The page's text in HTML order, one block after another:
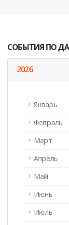
СОБЫТИЯ ПО
2026
Январь
Февраль
Март
Апрель
Май
Июнь
Июль